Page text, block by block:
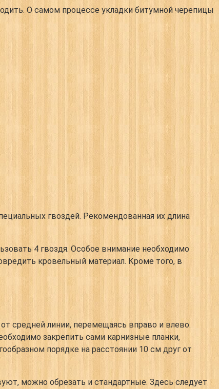
О самом процессе укладки битумной черепицы
гвоздей. Рекомендованная их длина
4 гвоздя. Особое внимание необходимо
кровельный материал. Кроме того, в
средней линии, перемещаясь вправо и влево.
закрепить сами карнизные планки,
порядке на расстоянии 10 см друг от
можно обрезать и стандартные. Здесь следует